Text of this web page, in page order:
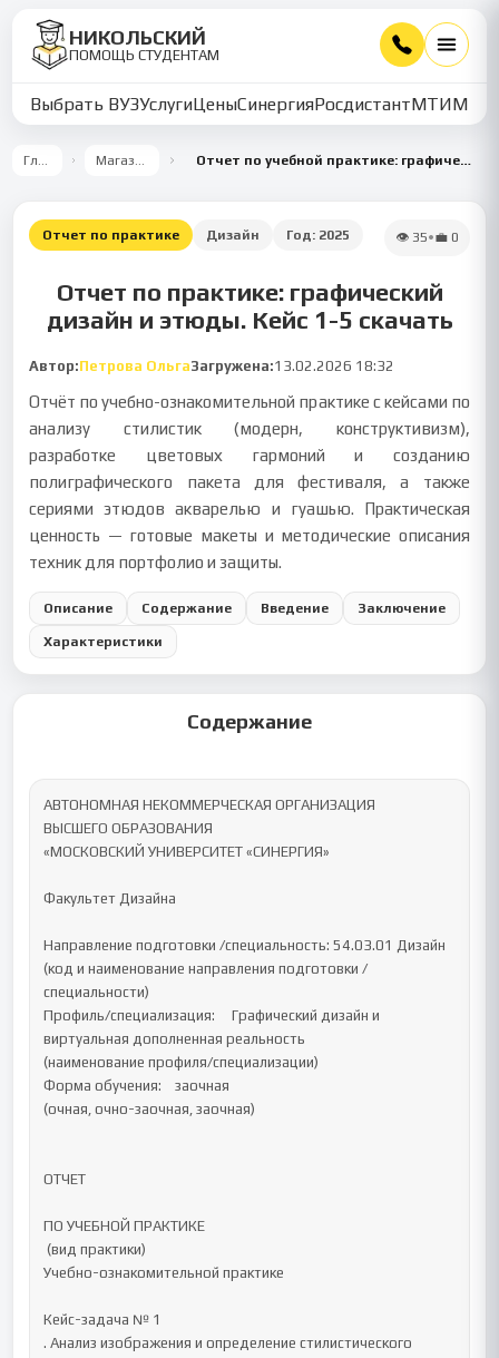
НИКОЛЬСКИЙ
ПОМОЩЬ СТУДЕНТАМ
Выбрать ВУЗУслугиЦеныСинергияРосдистантМТИММУ
Главная Магазин работ Отчет по учебной практике: графический дизайн и живописные этюды
Отчет по практике Дизайн Год: 2025 👁 35•💼 0
Отчет по практике: графический
дизайн и этюды. Кейс 1-5 скачать
Автор:Петрова ОльгаЗагружена:13.02.2026 18:32
Отчёт по учебно-ознакомительной практике с кейсами по
анализу стилистик (модерн, конструктивизм),
разработке цветовых гармоний и созданию
полиграфического пакета для фестиваля, а также
сериями этюдов акварелью и гуашью. Практическая
ценность — готовые макеты и методические описания
техник для портфолио и защиты.
Описание Содержание Введение Заключение
Характеристики
Содержание
АВТОНОМНАЯ НЕКОММЕРЧЕСКАЯ ОРГАНИЗАЦИЯ
ВЫСШЕГО ОБРАЗОВАНИЯ
«МОСКОВСКИЙ УНИВЕРСИТЕТ «СИНЕРГИЯ»
Факультет Дизайна
Направление подготовки /специальность: 54.03.01 Дизайн
(код и наименование направления подготовки /
специальности)
Профиль/специализация:     Графический дизайн и
виртуальная дополненная реальность
(наименование профиля/специализации)
Форма обучения:    заочная
(очная, очно-заочная, заочная)
ОТЧЕТ
ПО УЧЕБНОЙ ПРАКТИКЕ
(вид практики)
Учебно-ознакомительной практике
Кейс-задача № 1
. Анализ изображения и определение стилистического